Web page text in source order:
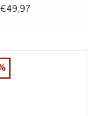
€49,97